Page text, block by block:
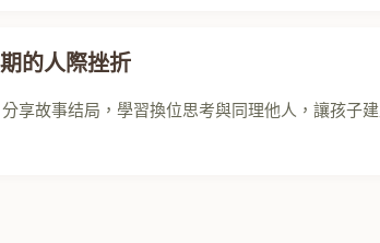
的人際挫折
享故事结局，學習換位思考與同理他人，讓孩子